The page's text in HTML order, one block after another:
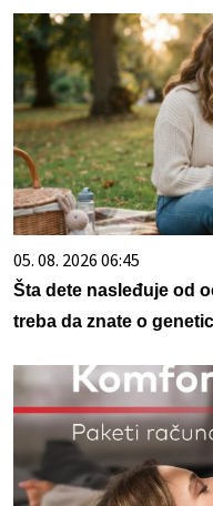
05. 08. 2026 06:45
Šta dete nasleđuje od
treba da znate o